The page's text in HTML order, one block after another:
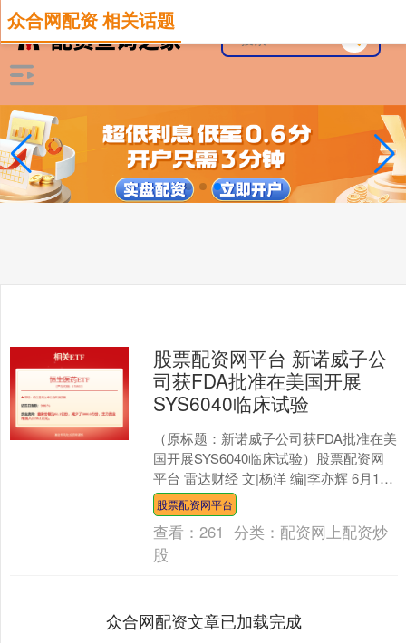
众合网配资 相关话题
股票配资网平台 新诺威子公
司获FDA批准在美国开展
SYS6040临床试验
（原标题：新诺威子公司获FDA批准在美
国开展SYS6040临床试验）股票配资网
平台 雷达财经 文|杨洋 编|李亦辉 6月10
日，新诺威公告，公司的控股子公司石
药....
股票配资网平台
查看：261 分类： 配资网上配资炒
股
众合网配资文章已加载完成